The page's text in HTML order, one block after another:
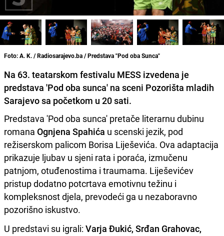
Foto: A. K. / Radiosarajevo.ba / Predstava "Pod oba Sunca"
Na 63. teatarskom festivalu MESS izvedena je
predstava 'Pod oba sunca' na sceni Pozorišta mladih
Sarajevo sa početkom u 20 sati.
Predstava 'Pod oba sunca' pretače literarnu dubinu
romana Ognjena Spahića u scenski jezik, pod
režiserskom palicom Borisa Liješevića. Ova adaptacija
prikazuje ljubav u sjeni rata i poraća, izmučenu
patnjom, otuđenostima i traumama. Liješevićev
pristup dodatno potcrtava emotivnu težinu i
kompleksnost djela, prevodeći ga u nezaboravno
pozorišno iskustvo.
U predstavi su igrali: Varja Đukić, Srđan Grahovac,